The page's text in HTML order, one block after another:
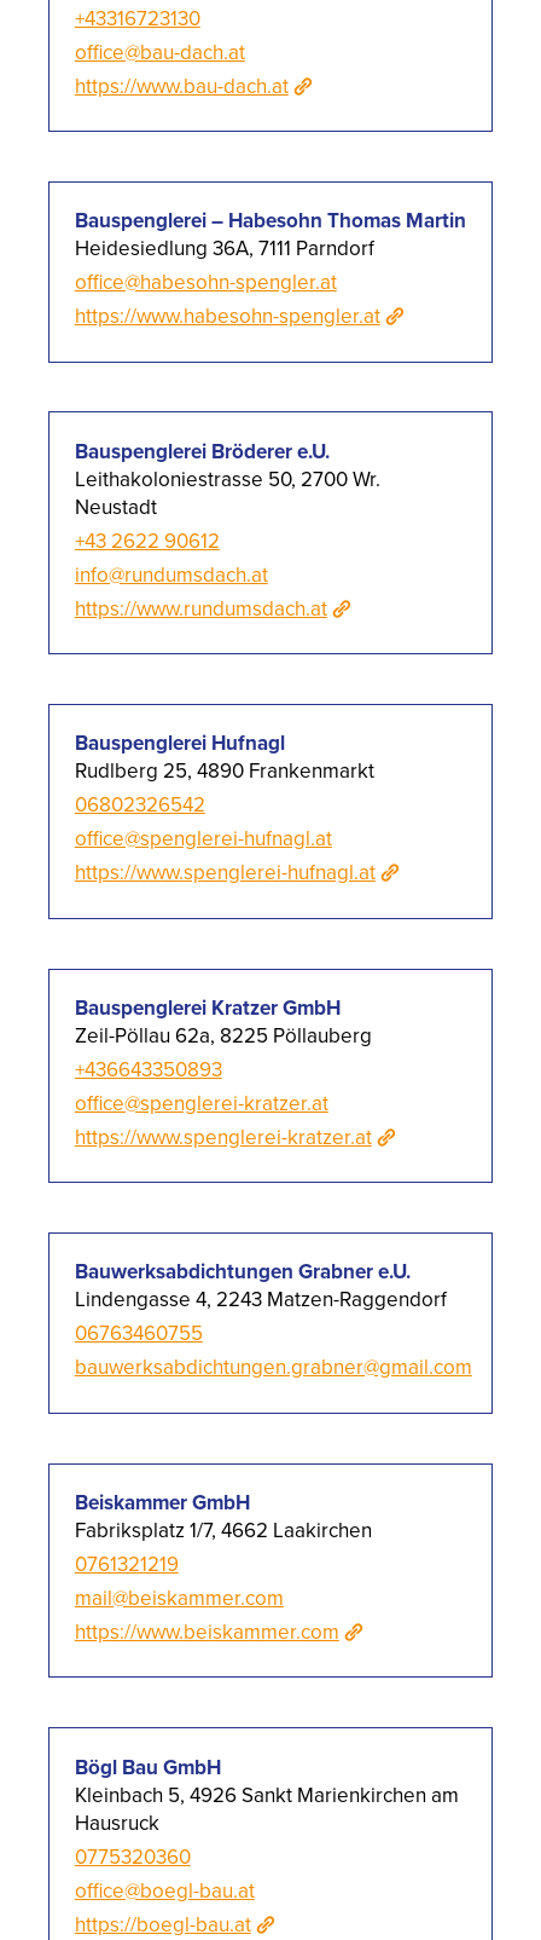
+43316723130
office@bau-dach.at
https://www.bau-dach.at
Bauspenglerei – Habesohn Thomas Martin
Heidesiedlung 36A, 7111 Parndorf
office@habesohn-spengler.at
https://www.habesohn-spengler.at
Bauspenglerei Bröderer e.U.
Leithakoloniestrasse 50, 2700 Wr.
Neustadt
+43 2622 90612
info@rundumsdach.at
https://www.rundumsdach.at
Bauspenglerei Hufnagl
Rudlberg 25, 4890 Frankenmarkt
06802326542
office@spenglerei-hufnagl.at
https://www.spenglerei-hufnagl.at
Bauspenglerei Kratzer GmbH
Zeil-Pöllau 62a, 8225 Pöllauberg
+436643350893
office@spenglerei-kratzer.at
https://www.spenglerei-kratzer.at
Bauwerksabdichtungen Grabner e.U.
Lindengasse 4, 2243 Matzen-Raggendorf
06763460755
bauwerksabdichtungen.grabner@gmail.com
Beiskammer GmbH
Fabriksplatz 1/7, 4662 Laakirchen
0761321219
mail@beiskammer.com
https://www.beiskammer.com
Bögl Bau GmbH
Kleinbach 5, 4926 Sankt Marienkirchen am
Hausruck
0775320360
office@boegl-bau.at
https://boegl-bau.at